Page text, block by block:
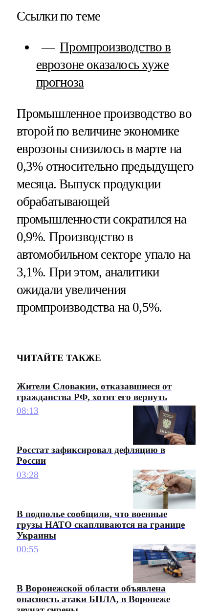
Ссылки по теме
Промпроизводство в
еврозоне оказалось хуже
прогноза
Промышленное производство во
второй по величине экономике
еврозоны снизилось в марте на
0,3% относительно предыдущего
месяца. Выпуск продукции
обрабатывающей
промышленности сократился на
0,9%. Производство в
автомобильном секторе упало на
3,1%. При этом, аналитики
ожидали увеличения
промпроизводства на 0,5%.
ЧИТАЙТЕ ТАКЖЕ
Жители Словакии, отказавшиеся от
гражданства РФ, хотят его вернуть
08:13
Росстат зафиксировал дефляцию в
России
03:28
В подполье сообщили, что военные
грузы НАТО скапливаются на границе
Украины
00:55
В Воронежской области объявлена
опасность атаки БПЛА, в Воронеже